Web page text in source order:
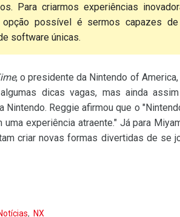
Para criarmos experiências
possível é sermos capazes
software únicas.
, o presidente da Nintendo of
dicas vagas, mas ainda
Reggie afirmou que o
experiência atraente." Já para
criar novas formas divertidas de se
NX